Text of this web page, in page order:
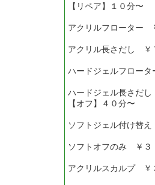
【リペア】１０分〜
アクリルフローター
アクリル長さだし ￥
ハードジェルフロー
ハードジェル長さだ
【オフ】４０分〜
ソフトジェル付け替
ソフトオフのみ ￥３
アクリルスカルプ ￥